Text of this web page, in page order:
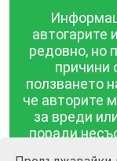
автогарите
редовно, но
причини
ползването
че авторите
за вреди
поради